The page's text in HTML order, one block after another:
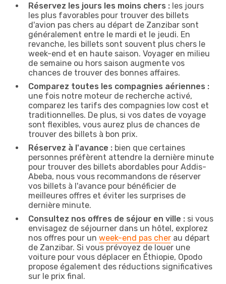
Réservez les jours les moins chers : les jours
les plus favorables pour trouver des billets
d'avion pas chers au départ de Zanzibar sont
généralement entre le mardi et le jeudi. En
revanche, les billets sont souvent plus chers le
week-end et en haute saison. Voyager en milieu
de semaine ou hors saison augmente vos
chances de trouver des bonnes affaires.
Comparez toutes les compagnies aériennes :
une fois notre moteur de recherche activé,
comparez les tarifs des compagnies low cost et
traditionnelles. De plus, si vos dates de voyage
sont flexibles, vous aurez plus de chances de
trouver des billets à bon prix.
Réservez à l'avance : bien que certaines
personnes préfèrent attendre la dernière minute
pour trouver des billets abordables pour Addis-
Abeba, nous vous recommandons de réserver
vos billets à l'avance pour bénéficier de
meilleures offres et éviter les surprises de
dernière minute.
Consultez nos offres de séjour en ville : si vous
envisagez de séjourner dans un hôtel, explorez
nos offres pour un week-end pas cher au départ
de Zanzibar. Si vous prévoyez de louer une
voiture pour vous déplacer en Éthiopie, Opodo
propose également des réductions significatives
sur le prix final.